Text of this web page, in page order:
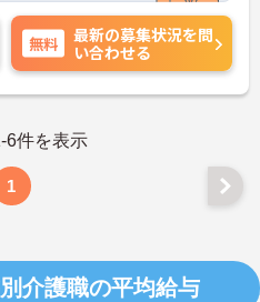
ントなど、さらに
軽にご相談くださ
無料
最新の募集状況を問
い合わせる
6件を表示
1
介護職の平均給与